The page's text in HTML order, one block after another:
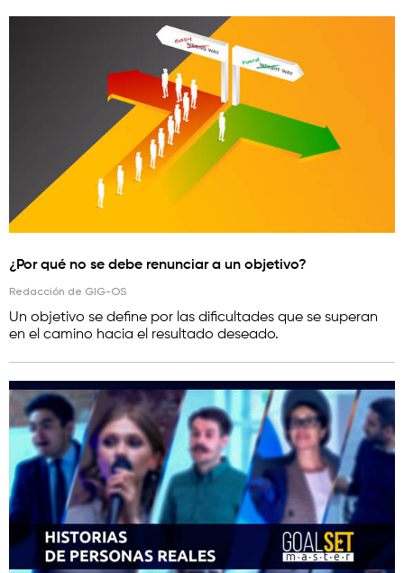
¿Por qué no se debe renunciar a un objetivo?
Redacción de GIG-OS
Un objetivo se define por las dificultades que se superan
en el camino hacia el resultado deseado.